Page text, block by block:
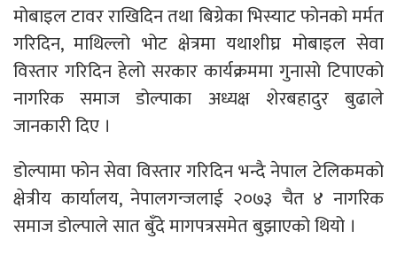
मोबाइल टावर राखिदिन तथा बिग्रेका भिस्याट फोनको मर्मत
गरिदिन, माथिल्लो भोट क्षेत्रमा यथाशीघ्र मोबाइल सेवा
विस्तार गरिदिन हेलो सरकार कार्यक्रममा गुनासो टिपाएको
नागरिक समाज डोल्पाका अध्यक्ष शेरबहादुर बुढाले
जानकारी दिए ।
डोल्पामा फोन सेवा विस्तार गरिदिन भन्दै नेपाल टेलिकमको
क्षेत्रीय कार्यालय, नेपालगन्जलाई २०७३ चैत ४ नागरिक
समाज डोल्पाले सात बुँदे मागपत्रसमेत बुझाएको थियो ।